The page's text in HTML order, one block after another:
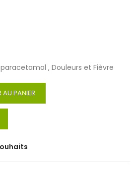
, Douleurs et Fièvre
AU PANIER